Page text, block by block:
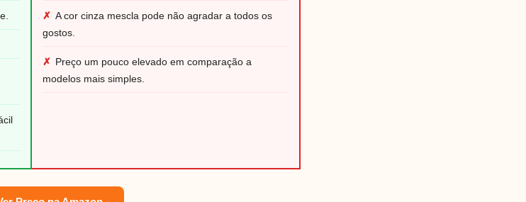
✗ A cor cinza mescla pode não agradar a todos os
gostos.
✗ Preço um pouco elevado em comparação a
modelos mais simples.